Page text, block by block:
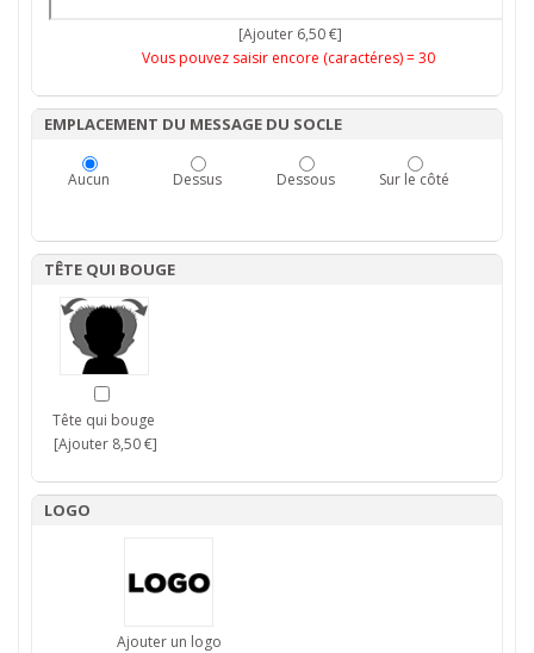
[Ajouter 6,50 €]
Vous pouvez saisir encore (caractéres) =30
EMPLACEMENT DU MESSAGE DU SOCLE
Aucun Dessus Dessous Sur le côté
TÊTE QUI BOUGE
Tête qui bouge
[Ajouter 8,50 €]
LOGO
Ajouter un logo